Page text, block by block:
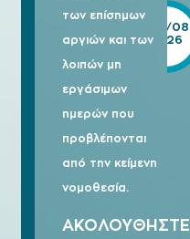
των επίσημων
αργιών και των
λοιπών μη
εργάσιμων
ημερών που
προβλέπονται
από την κείμενη
νομοθεσία.
ΑΚΟΛΟΥΘΗΣΤΕ
05/08
2026